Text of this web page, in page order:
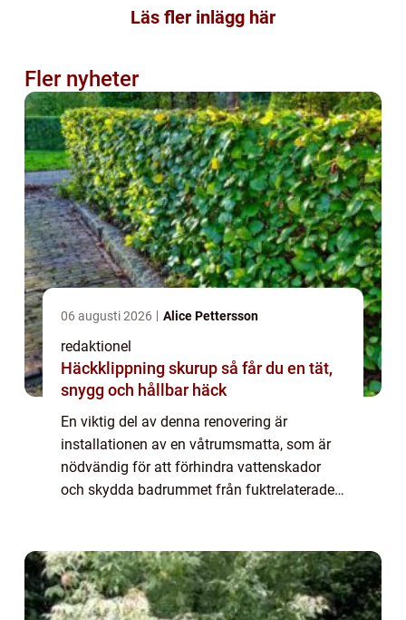
Läs fler inlägg här
Fler nyheter
06 augusti 2026 Alice Pettersson
redaktionel
Häckklippning skurup så får du en tät,
snygg och hållbar häck
En viktig del av denna renovering är
installationen av en våtrumsmatta, som är
nödvändig för att förhindra vattenskador
och skydda badrummet från fuktrelaterade